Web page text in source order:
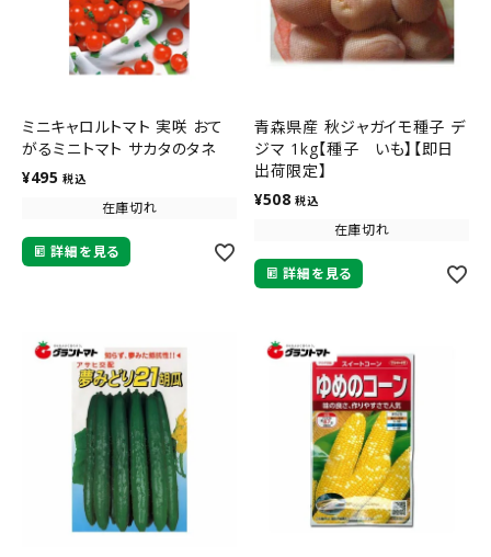
ミニキャロルトマト 実咲 おて
がるミニトマト サカタのタネ
¥495 税込
在庫切れ
詳細を見る
青森県産 秋ジャガイモ種子 デ
ジマ 1kg【種子 いも】【即日
出荷限定】
¥508 税込
在庫切れ
詳細を見る